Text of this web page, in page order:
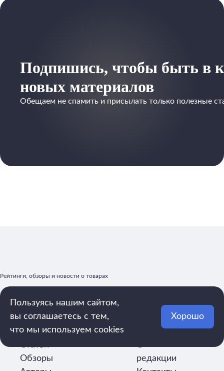
Подпишись, чтобы быть в
новых материалов
Обещаем не спамить и присылать только полезные
Рейтинги, обзоры и новости о товарах
mega.rating@yandex.ru
Рейтинги
Статьи
Обзоры
Реклама
О
редакции
Пользуясь нашим сайтом,
вы соглашаетесь с тем,
что мы используем cookies
Хорошо